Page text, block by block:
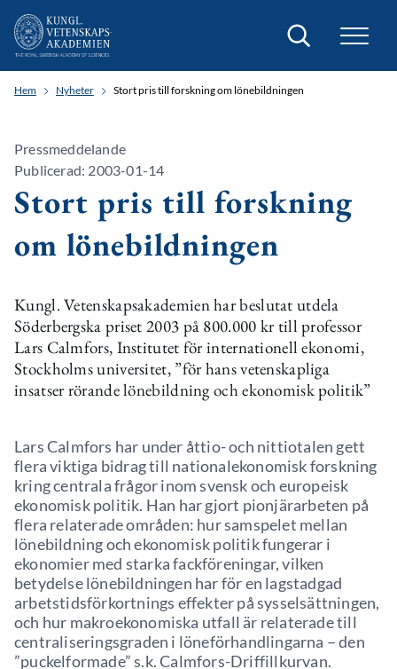
Sök
Hem Nyheter Stort pris till forskning om lönebildningen
Pressmeddelande
Publicerad: 2003-01-14
Stort pris till forskning
om lönebildningen
Kungl. Vetenskapsakademien har beslutat utdela
Söderbergska priset 2003 på 800.000 kr till professor
Lars Calmfors, Institutet för internationell ekonomi,
Stockholms universitet, ”för hans vetenskapliga
insatser rörande lönebildning och ekonomisk politik”
Lars Calmfors har under åttio- och nittiotalen gett
flera viktiga bidrag till nationalekonomisk forskning
kring centrala frågor inom svensk och europeisk
ekonomisk politik. Han har gjort pionjärarbeten på
flera relaterade områden: hur samspelet mellan
lönebildning och ekonomisk politik fungerar i
ekonomier med starka fackföreningar, vilken
betydelse lönebildningen har för en lagstadgad
arbetstidsförkortnings effekter på sysselsättningen,
och hur makroekonomiska utfall är relaterade till
centraliseringsgraden i löneförhandlingarna – den
”puckelformade” s.k. Calmfors-Driffillkurvan.